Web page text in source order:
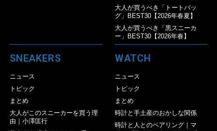
大人が買うべき「トートバッ
グ」BEST30【2026年春夏】
大人が買うべき「黒スニーカ
ー」BEST30【2026年春】
SNEAKERS
ニュース
トピック
まとめ
大人がこのスニーカーを買う理
由｜小澤匡行
WATCH
ニュース
トピック
まとめ
時計と手土産のおかしな関係
時計と人とのペアリング｜マ